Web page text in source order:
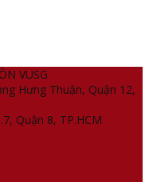
VUSG
Hưng Thuận, Quận 12,
Quận 8, TP.HCM